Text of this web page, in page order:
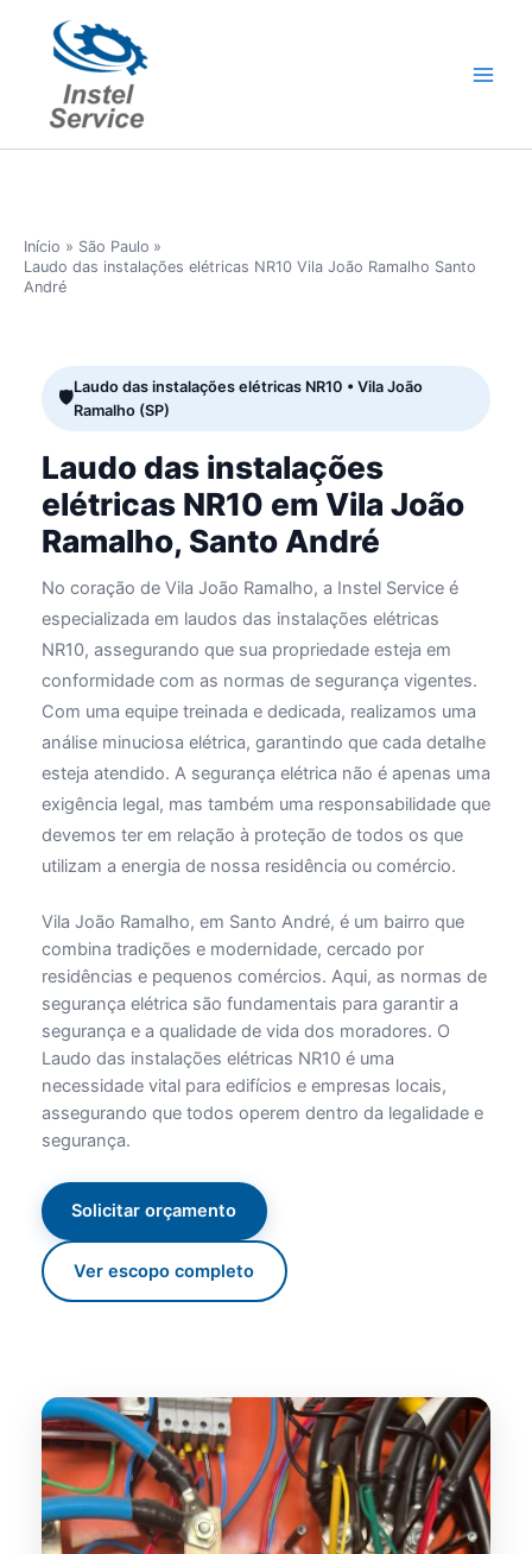
conteúdo
Início
São Paulo
Laudo das instalações elétricas NR10 Vila João Ramalho Santo
André
Laudo das instalações elétricas NR10 • Vila João
Ramalho (SP)
Laudo das instalações
elétricas NR10 em Vila João
Ramalho, Santo André
No coração de Vila João Ramalho, a Instel Service é
especializada em laudos das instalações elétricas
NR10, assegurando que sua propriedade esteja em
conformidade com as normas de segurança vigentes.
Com uma equipe treinada e dedicada, realizamos uma
análise minuciosa elétrica, garantindo que cada detalhe
esteja atendido. A segurança elétrica não é apenas uma
exigência legal, mas também uma responsabilidade que
devemos ter em relação à proteção de todos os que
utilizam a energia de nossa residência ou comércio.
Vila João Ramalho, em Santo André, é um bairro que
combina tradições e modernidade, cercado por
residências e pequenos comércios. Aqui, as normas de
segurança elétrica são fundamentais para garantir a
segurança e a qualidade de vida dos moradores. O
Laudo das instalações elétricas NR10 é uma
necessidade vital para edifícios e empresas locais,
assegurando que todos operem dentro da legalidade e
segurança.
Solicitar orçamento
Ver escopo completo